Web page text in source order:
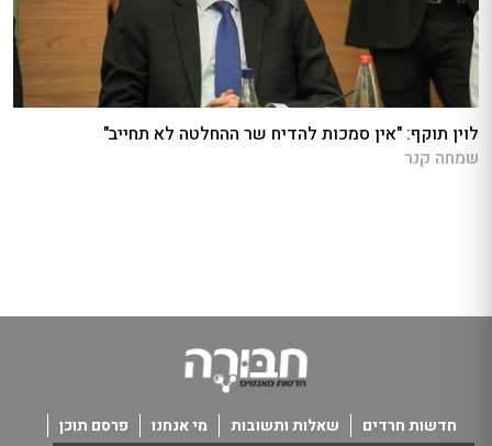
לוין תוקף: "אין סמכות להדיח שר ההחלטה לא תחייב"
שמחה קנר
חדשות חרדים שאלות ותשובות מי אנחנו
פרסם תוכן